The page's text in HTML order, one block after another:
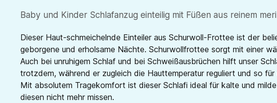
Baby und Kinder Schlafanzug einteilig mit Füßen aus reinem
Dieser Haut-schmeichelnde Einteiler aus Schurwoll-Frottee ist der
geborgene und erholsame Nächte. Schurwollfrottee sorgt mit einer
Auch bei unruhigem Schlaf und bei Schweißausbrüchen hilft unser
trotzdem, während er zugleich die Hauttemperatur reguliert und so
Mit absolutem Tragekomfort ist dieser Schlafi ideal für kalte und
diesen nicht mehr missen.